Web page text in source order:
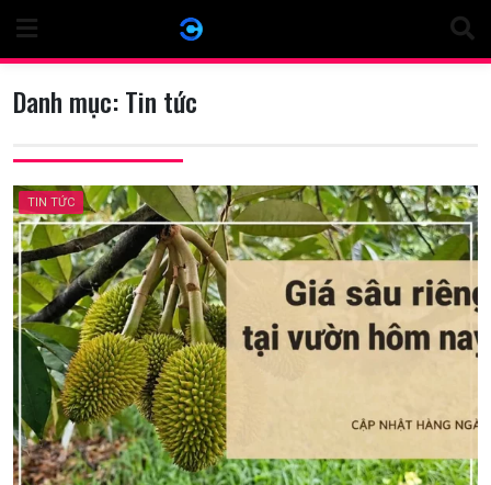
content
Danh mục:Tin tức
TIN TỨC